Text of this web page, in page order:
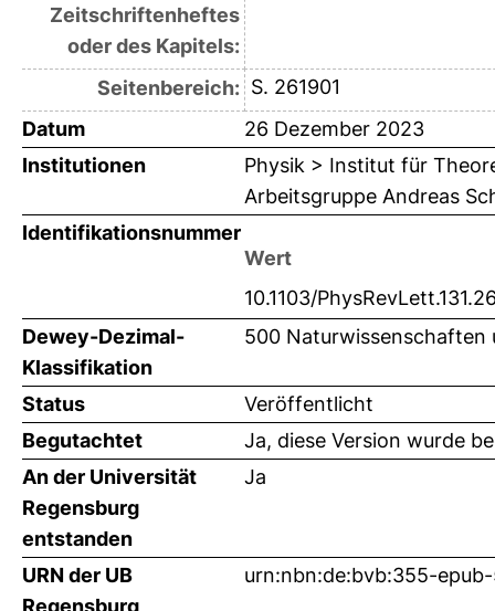
Zeitschriftenheftes
oder des Kapitels:
Seitenbereich: S. 261901
Datum
26 Dezember 2023
Institutionen
Physik > Institut für
Arbeitsgruppe Andreas
Identifikationsnummer
Wert
10.1103/
Dewey-Dezimal-
Klassifikation
500 Naturwissenschaften
Status
Veröffentlicht
Begutachtet
Ja, diese Version wurde
An der Universität
Regensburg
entstanden
Ja
URN der UB
Regensburg
urn:nbn:de:bvb:355-